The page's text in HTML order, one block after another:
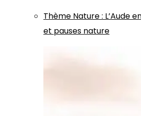
Thème Nature: L’Aude
et pauses nature